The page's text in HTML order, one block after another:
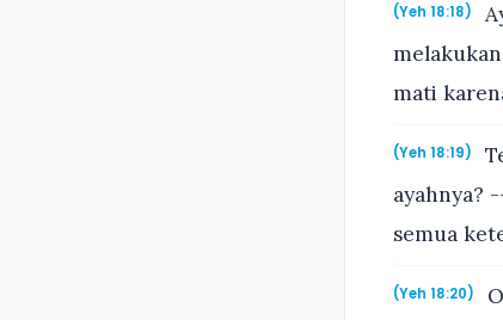
(Yeh 18:18)
mati
(Yeh 18:19)
ayahnya?
semua
(Yeh 18:20)